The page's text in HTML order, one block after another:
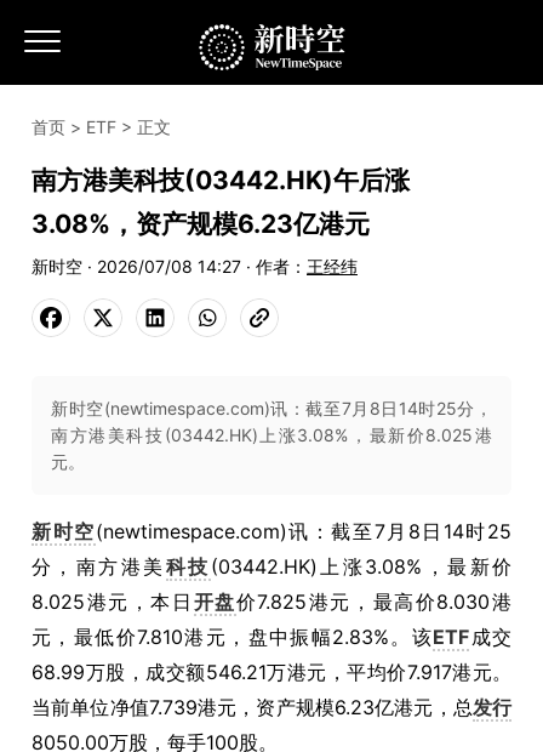
首页 > ETF > 正文
南方港美科技(03442.HK)午后涨
3.08%，资产规模6.23亿港元
新时空 · 2026/07/08 14:27 · 作者： 王经纬
新时空(newtimespace.com)讯：截至7月8日14时25分，
南方港美科技(03442.HK)上涨3.08%，最新价8.025港
元。
新时空(newtimespace.com)讯：截至7月8日14时25
分，南方港美 科技 (03442.HK)上涨3.08%，最新价
8.025港元，本日 开盘价7.825港元，最高价8.030港
元，最低价7.810港元，盘中振幅2.83%。该ETF成交
68.99万股，成交额546.21万港元，平均价7.917港元。
当前单位净值7.739港元，资产规模6.23亿港元，总发行
8050.00万股，每手100股。